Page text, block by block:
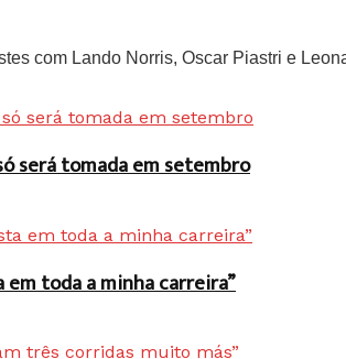
com Lando Norris, Oscar Piastri e
será tomada em setembro
toda a minha carreira”